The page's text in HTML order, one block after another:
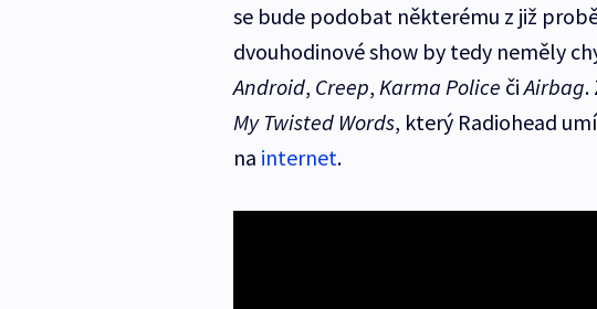
se bude podobat některému z již
dvouhodinové show by tedy neměly
Android, Creep, Karma Police čiAirbag.
My Twisted Words, který Radiohead
na internet.